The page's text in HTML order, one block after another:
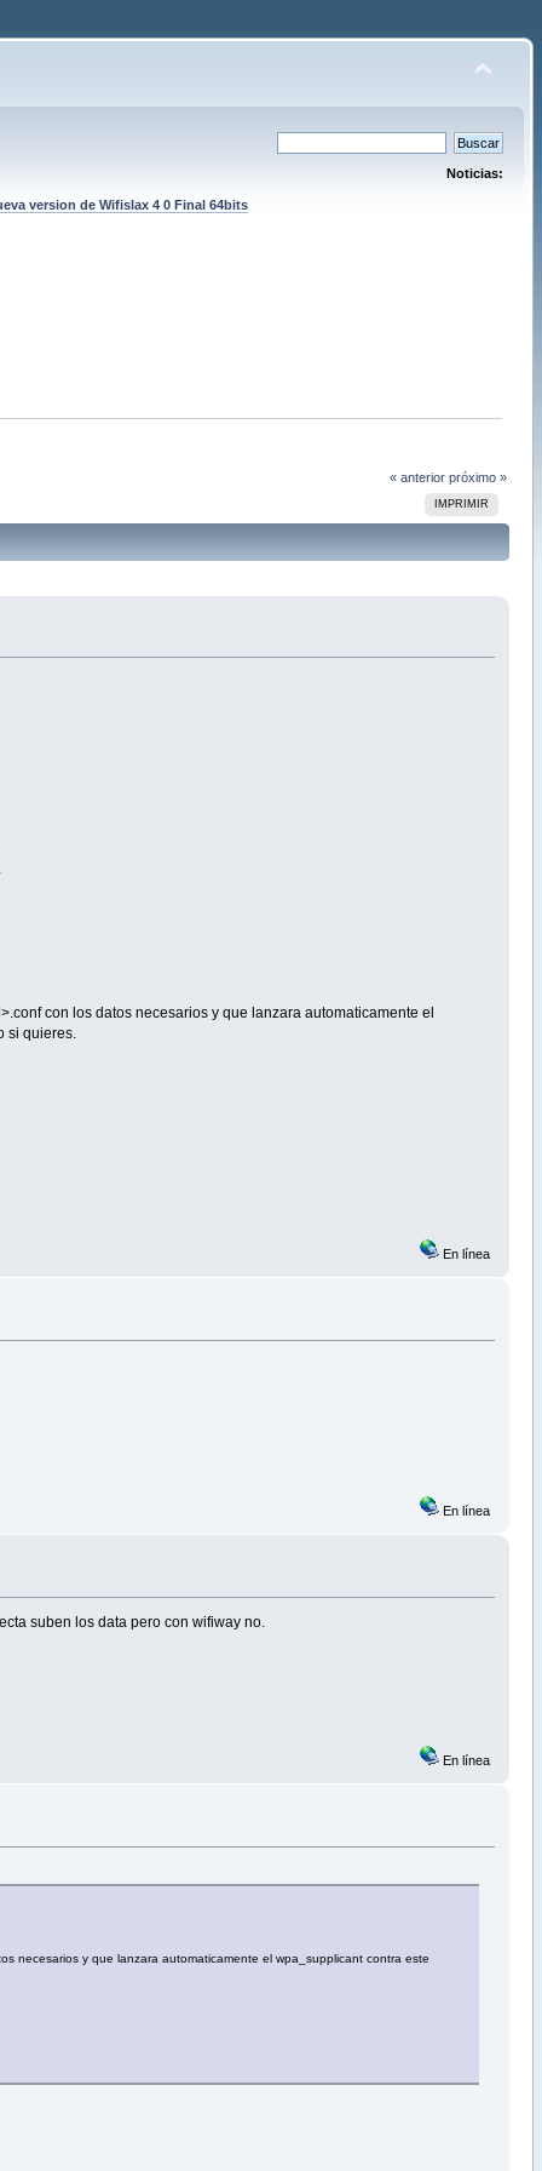
Noticias:
version de Wifislax 4 0 Final 64bits
« anterior próximo »
IMPRIMIR
con los datos necesarios y que lanzara automaticamente el
si quieres.
En línea
En línea
suben los data pero con wifiway no.
En línea
necesarios y que lanzara automaticamente el wpa_supplicant contra este